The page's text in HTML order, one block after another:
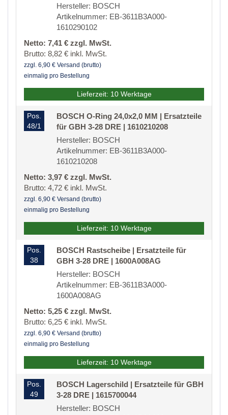
Hersteller: BOSCH
Artikelnummer: EB-3611B3A000-
1610290102
Netto: 7,41 € zzgl. MwSt.
Brutto: 8,82 € inkl. MwSt.
zzgl. 6,90 € Versand (brutto)
einmalig pro Bestellung
Lieferzeit: 10 Werktage
Pos.
48/1
BOSCH O-Ring 24,0x2,0 MM | Ersatzteile
für GBH 3-28 DRE | 1610210208
Hersteller: BOSCH
Artikelnummer: EB-3611B3A000-
1610210208
Netto: 3,97 € zzgl. MwSt.
Brutto: 4,72 € inkl. MwSt.
zzgl. 6,90 € Versand (brutto)
einmalig pro Bestellung
Lieferzeit: 10 Werktage
Pos.
38
BOSCH Rastscheibe | Ersatzteile für
GBH 3-28 DRE | 1600A008AG
Hersteller: BOSCH
Artikelnummer: EB-3611B3A000-
1600A008AG
Netto: 5,25 € zzgl. MwSt.
Brutto: 6,25 € inkl. MwSt.
zzgl. 6,90 € Versand (brutto)
einmalig pro Bestellung
Lieferzeit: 10 Werktage
Pos.
49
BOSCH Lagerschild | Ersatzteile für GBH
3-28 DRE | 1615700044
Hersteller: BOSCH